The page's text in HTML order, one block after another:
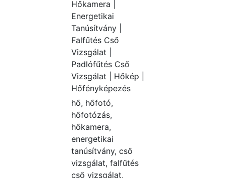
Hőkamera |
Energetikai
Tanúsítvány |
Falfűtés Cső
Vizsgálat |
Padlófűtés Cső
Vizsgálat | Hőkép |
Hőfényképezés
hő, hőfotó,
hőfotózás,
hőkamera,
energetikai
tanúsítvány, cső
vizsgálat, falfűtés
cső vizsgálat,